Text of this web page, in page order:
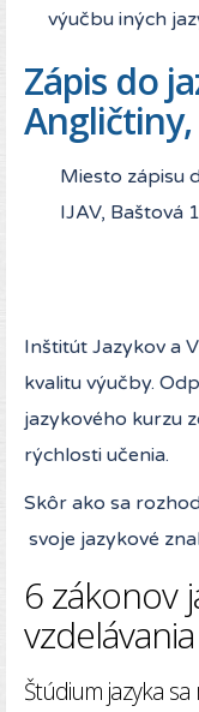
výučbu iných
Zápis do
Miesto zápisu
IJAV, Baštová
Inštitút Jazykov a
kvalitu výučby.
jazykového kurzu
rýchlosti učenia.
Skôr ako sa
svoje jazykové
6 zákonov
vzdelávania
Štúdium jazyka sa